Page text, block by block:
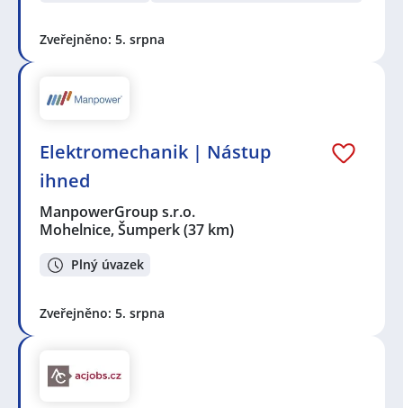
Zveřejněno: 5. srpna
Elektromechanik | Nástup
ihned
ManpowerGroup s.r.o.
Mohelnice, Šumperk(37 km)
Plný úvazek
Zveřejněno: 5. srpna